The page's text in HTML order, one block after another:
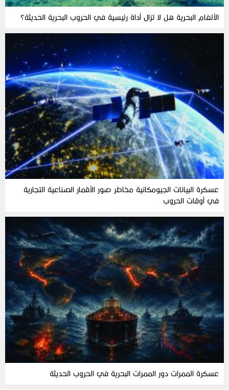
الألغام‭ ‬البحرية‭ ‬هل‭ ‬لا‭ ‬تزال‭ ‬أداة‭ ‬رئيسية‭ ‬في‭ ‬الحروب‭ ‬البحرية‭ ‬الحديثة؟
عسكرة البيانات الجيومكانية مخاطر صور الأقمار الصناعية التجارية
في أوقات الحروب
عسكرة الممرات دور الممرات البحرية في الحروب الحديثة